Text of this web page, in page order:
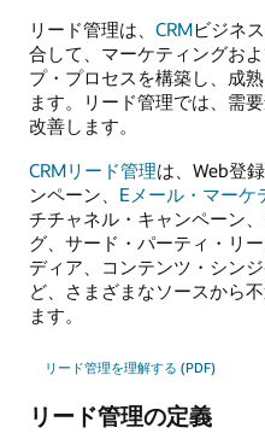
リード管理は、 CRMビジネ
合して、マーケティングお
プ・プロセスを構築し、成
ます。リード管理では、需
改善します。
CRMリード管理は、Web登
ンペーン、 Eメール・マーケ
チチャネル・キャンペーン
グ、サード・パーティ・リ
ディア、コンテンツ・シン
ど、さまざまなソースから
ます。
リード管理を理解する (PDF)
リード管理の定義